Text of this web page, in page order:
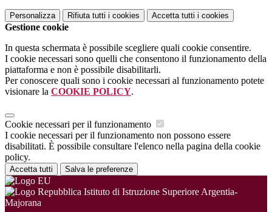
Personalizza Rifiuta tutti i cookies Accetta tutti i cookies
Gestione cookie
In questa schermata è possibile scegliere quali cookie consentire.
I cookie necessari sono quelli che consentono il funzionamento della
piattaforma e non è possibile disabilitarli.
Per conoscere quali sono i cookie necessari al funzionamento potete
visionare la COOKIE POLICY.
Cookie necessari per il funzionamento
I cookie necessari per il funzionamento non possono essere
disabilitati. È possibile consultare l'elenco nella pagina della cookie
policy.
Accetta tutti Salva le preferenze
Istituto di Istruzione Superiore Argentia-
Majorana